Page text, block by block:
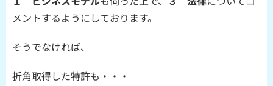
メントするようにしております。
そうでなければ、
折角取得した特許も・・・